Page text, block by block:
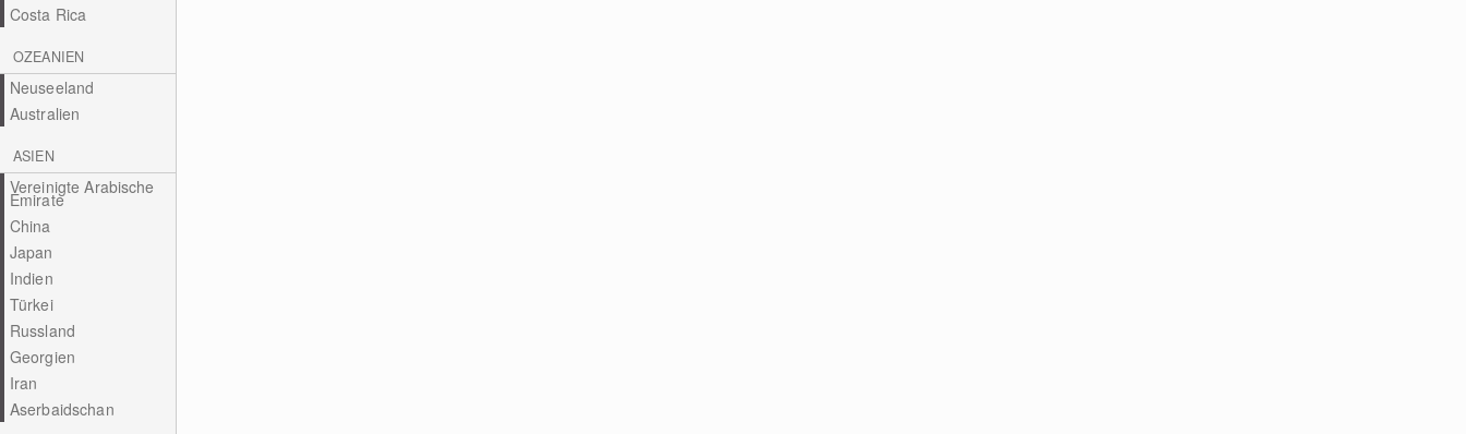
Costa Rica
OZEANIEN
Neuseeland
Australien
ASIEN
Vereinigte Arabische
Emirate
China
Japan
Indien
Türkei
Russland
Georgien
Iran
Aserbaidschan